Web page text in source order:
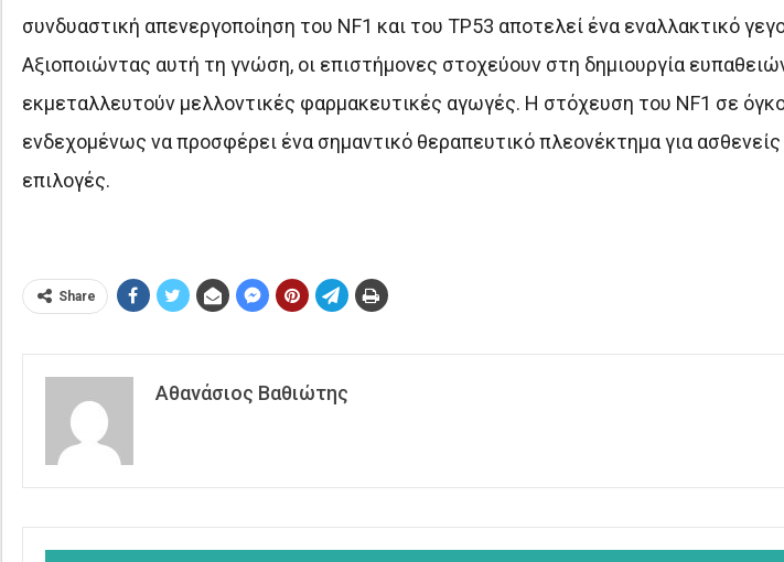
συνδυαστική απενεργοποίηση του NF1 και του TP53 αποτελεί ένα εναλλακτικό
Αξιοποιώντας αυτή τη γνώση, οι επιστήμονες στοχεύουν στη δημιουργία
εκμεταλλευτούν μελλοντικές φαρμακευτικές αγωγές. Η στόχευση του NF1 σε
ενδεχομένως να προσφέρει ένα σημαντικό θεραπευτικό πλεονέκτημα για
επιλογές.
Share
Αθανάσιος Βαθιώτης